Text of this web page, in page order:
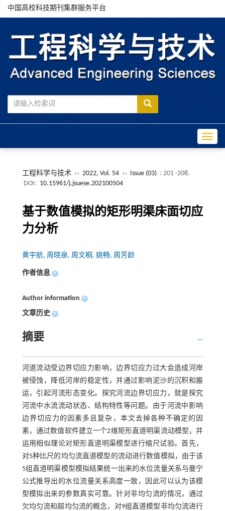
中国高校科技期刊集群服务平台
工程科学与技术 ›› 2022, Vol. 54 ›› Issue (03) : 201 -208.
DOI: 10.15961/j.jsuese.202100504
基于数值模拟的矩形明渠床面切应
力分析
黄宇航, 周晓泉, 周文桐, 姚畅, 周芳龄
作者信息 +
Author information +
文章历史 +
摘要
河道流动受边界切应力影响，边界切应力过大会造成河岸
被侵蚀，降低河岸的稳定性，并通过影响泥沙的沉积和搬
运，引起河流形态变化。探究河流边界切应力，就是探究
河流中水流流动状态、结构特性等问题。由于河流中影响
边界切应力的因素多且复杂，本文去掉各种不确定的因
素，通过数值软件建立一个2维矩形直道明渠流动模型，并
运用相似理论对矩形直道明渠模型进行缩尺试验。首先，
对5种比尺的均匀流直道模型的流动进行数值模拟，由于该
5组直道明渠模型模拟结果统一出来的水位流量关系与曼宁
公式推导出的水位流量关系高度一致，因此可以认为该模
型模拟出来的参数真实可靠。针对非均匀流的情况，通过
欠均匀流和超均匀流的概念，对9组直道模型非均匀流进行